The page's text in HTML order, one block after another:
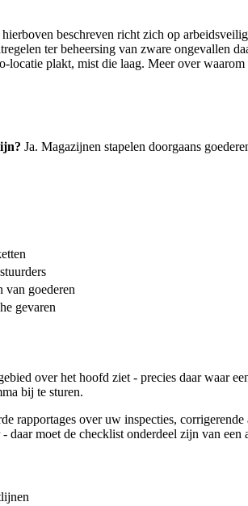
beschreven richt zich op
ter beheersing van zware ongevallen
locatie plakt, mist die laag. Meer over
Ja. Magazijnen stapelen doorgaans
van goederen
gevaren
over het hoofd ziet - precies daar waar
bij te sturen.
rapportages over uw inspecties,
daar moet de checklist onderdeel zijn van